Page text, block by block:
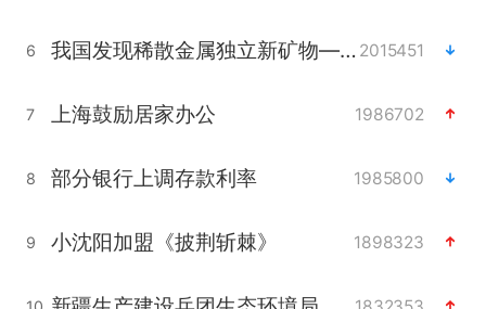
6 我国发现稀散金属独立新矿物——乌斯河锗矿 2015451
7 上海鼓励居家办公 1986702
8 部分银行上调存款利率 1985800
9 小沈阳加盟《披荆斩棘》 1898323